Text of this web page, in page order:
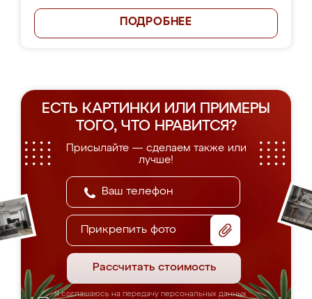
ПОДРОБНЕЕ
ЕСТЬ КАРТИНКИ ИЛИ ПРИМЕРЫ
ТОГО, ЧТО НРАВИТСЯ?
Присылайте — сделаем также или
лучше!
Прикрепить фото
Рассчитать стоимость
Я соглашаюсь на передачу персональных данных